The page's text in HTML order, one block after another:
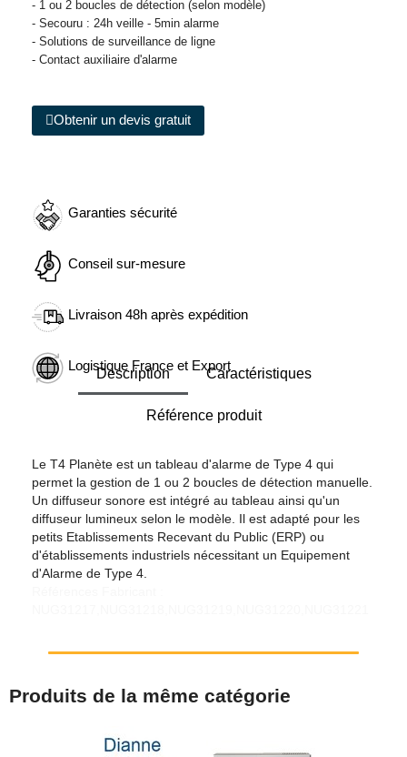
- 1 ou 2 boucles de détection (selon modèle)
- Secouru : 24h veille - 5min alarme
- Solutions de surveillance de ligne
- Contact auxiliaire d'alarme
Obtenir un devis gratuit
Garanties sécurité
Conseil sur-mesure
Livraison 48h après expédition
Logistique France et Export
Description Caractéristiques
Référence produit
Le T4 Planète est un tableau d'alarme de Type 4 qui
permet la gestion de 1 ou 2 boucles de détection manuelle.
Un diffuseur sonore est intégré au tableau ainsi qu'un
diffuseur lumineux selon le modèle. Il est adapté pour les
petits Etablissements Recevant du Public (ERP) ou
d'établissements industriels nécessitant un Equipement
d'Alarme de Type 4.
Produits de la même catégorie